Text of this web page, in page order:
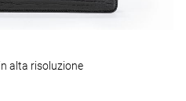
alta risoluzione